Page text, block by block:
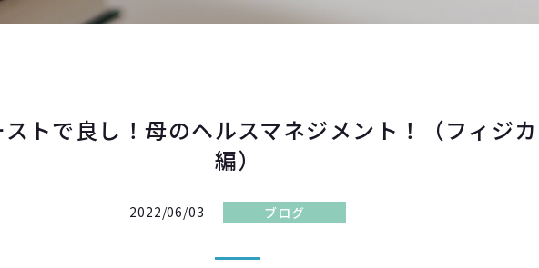
トで良し！母のヘルスマネジメント！（フィジ
編）
2022/06/03 ブログ